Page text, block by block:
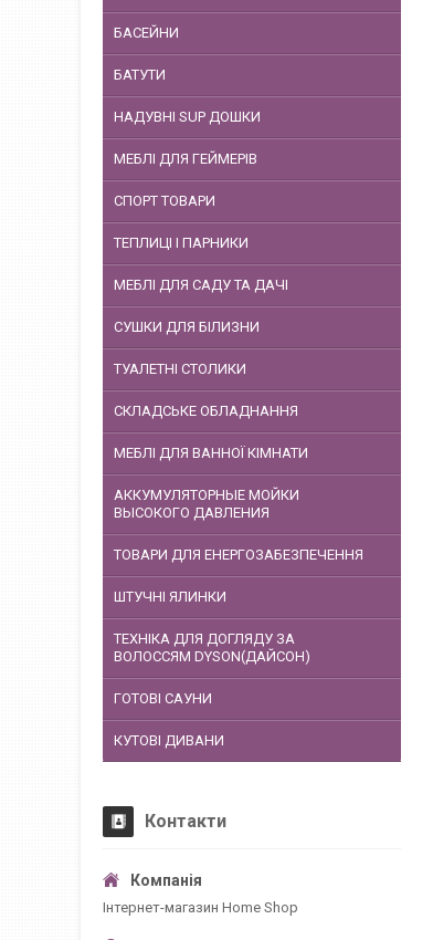
БАСЕЙНИ
БАТУТИ
НАДУВНІ SUP ДОШКИ
МЕБЛІ ДЛЯ ГЕЙМЕРІВ
СПОРТ ТОВАРИ
ТЕПЛИЦІ І ПАРНИКИ
МЕБЛІ ДЛЯ САДУ ТА ДАЧІ
СУШКИ ДЛЯ БІЛИЗНИ
ТУАЛЕТНІ СТОЛИКИ
СКЛАДСЬКЕ ОБЛАДНАННЯ
МЕБЛІ ДЛЯ ВАННОЇ КІМНАТИ
АККУМУЛЯТОРНЫЕ МОЙКИ
ВЫСОКОГО ДАВЛЕНИЯ
ТОВАРИ ДЛЯ ЕНЕРГОЗАБЕЗПЕЧЕННЯ
ШТУЧНІ ЯЛИНКИ
ТЕХНІКА ДЛЯ ДОГЛЯДУ ЗА
ВОЛОССЯМ DYSON(ДАЙСОН)
ГОТОВІ САУНИ
КУТОВІ ДИВАНИ
Контакти
Інтернет-магазин Home Shop